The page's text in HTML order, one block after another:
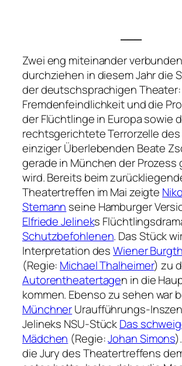
Zwei eng miteinander
durchziehen in diesem Jahr die
der deutschsprachigen Theater:
Fremdenfeindlichkeit und die
der Flüchtlinge in Europa sowie
rechtsgerichtete Terrorzelle des
einziger Überlebenden Beate
gerade in München der Prozess
wird. Bereits beim
Theatertreffen im Mai zeigte
Stemann seine Hamburger
Elfriede Jelineks
Schutzbefohlenen. Das Stück
Interpretation desWiener
(Regie: Michael Thalheimer) zu
Autorentheatertagen in die
kommen. Ebenso zu sehen war
MünchnerUraufführungs-
Jelineks NSU-StückDas
Mädchen (Regie:Johan Simons
die Jury des Theatertreffens